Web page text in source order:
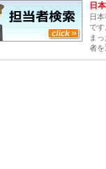
日
日
です
ま
者を